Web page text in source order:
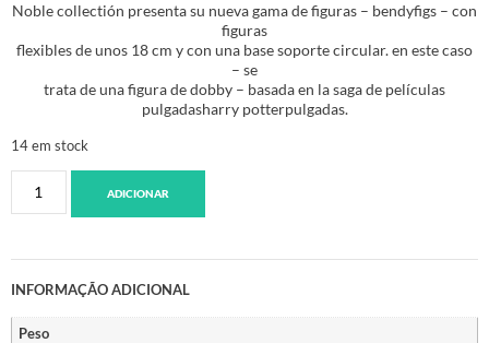
Noble collectión presenta su nueva gama de figuras – bendyfigs – con
figuras
flexibles de unos 18 cm y con una base soporte circular. en este caso
– se
trata de una figura de dobby – basada en la saga de películas
pulgadasharry potterpulgadas.
14 em stock
ADICIONAR
INFORMAÇÃO ADICIONAL
Peso